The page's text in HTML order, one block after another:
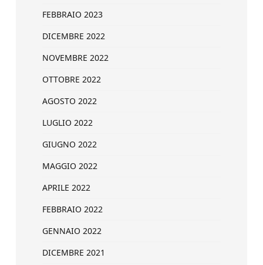
FEBBRAIO 2023
DICEMBRE 2022
NOVEMBRE 2022
OTTOBRE 2022
AGOSTO 2022
LUGLIO 2022
GIUGNO 2022
MAGGIO 2022
APRILE 2022
FEBBRAIO 2022
GENNAIO 2022
DICEMBRE 2021